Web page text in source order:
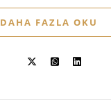
DAHA FAZLA OKU